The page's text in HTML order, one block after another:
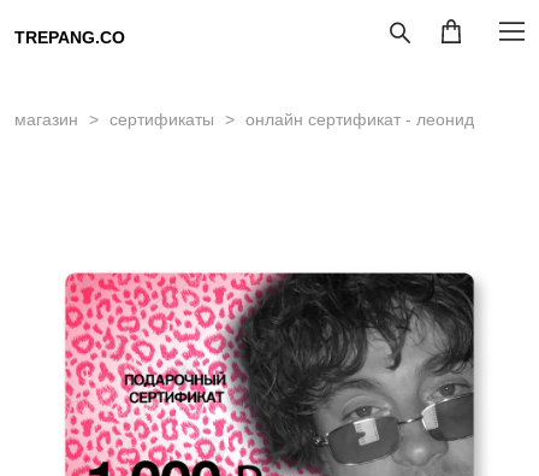
TREPANG.CO
магазин > сертификаты > онлайн сертификат - леонид